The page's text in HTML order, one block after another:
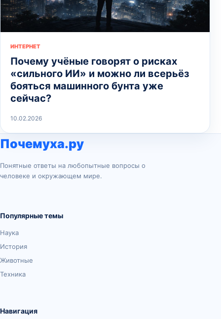
ИНТЕРНЕТ
Почему учёные говорят о рисках
«сильного ИИ» и можно ли всерьёз
бояться машинного бунта уже
сейчас?
10.02.2026
Почемуха.ру
Понятные ответы на любопытные вопросы о
человеке и окружающем мире.
Популярные темы
Наука
История
Животные
Техника
Навигация